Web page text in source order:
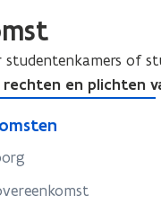
studentenkamers of
rechten en plichten